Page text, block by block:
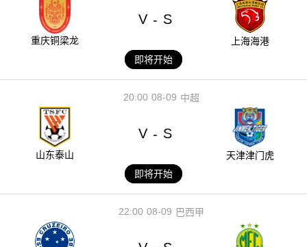
重庆铜梁龙
V - S
上海海港
即将开始
08-09
20:00 中超
山东泰山
V - S
天津津门虎
即将开始
08-09
22:00 巴西甲